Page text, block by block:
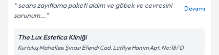
Kişisel verilerimin işlenmesine ilişkin
Metni'ni okudum ve kişisel verilerimin belirtilen
seans zayıflama paketi aldım ve göbek ve cevresini
sorunum...
Devamı
The Lux Estetica Kliniği
Kurtuluş Mahallesi Şinasi Efendi Cad. Lütfiye Hanım Apt. No:18/ D